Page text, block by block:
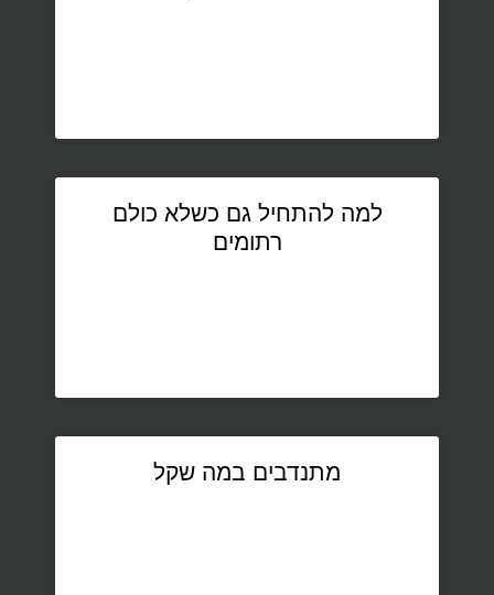
למה להתחיל גם כשלא כולם
רתומים
מתנדבים במה שקל